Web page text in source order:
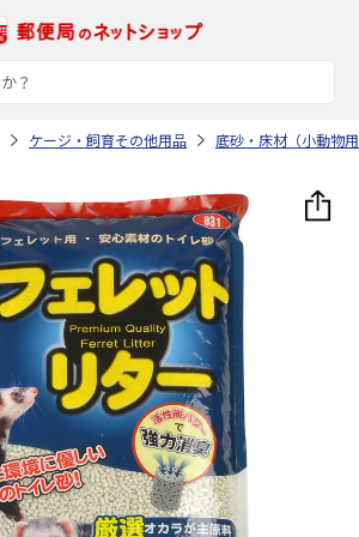
ケージ・飼育その他用品 底砂・床材（小動物